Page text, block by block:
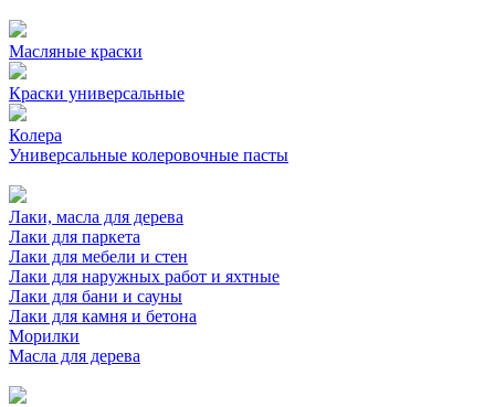
Масляные краски
Краски универсальные
Колера
Универсальные колеровочные пасты
Лаки, масла для дерева
Лаки для паркета
Лаки для мебели и стен
Лаки для наружных работ и яхтные
Лаки для бани и сауны
Лаки для камня и бетона
Морилки
Масла для дерева